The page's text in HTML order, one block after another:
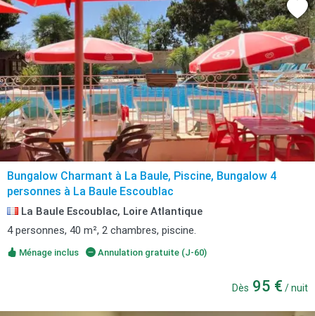
Bungalow Charmant à La Baule, Piscine, Bungalow 4
personnes à La Baule Escoublac
La Baule Escoublac, Loire Atlantique
4 personnes, 40 m², 2 chambres, piscine.
Ménage inclus Annulation gratuite (J-60)
Dès 95 € / nuit